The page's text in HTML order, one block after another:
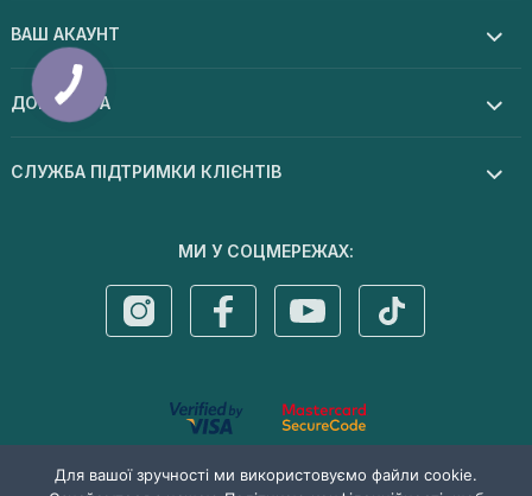
ВАШ АКАУНТ
ДОПОМОГА
СЛУЖБА ПІДТРИМКИ КЛІЄНТІВ
МИ У СОЦМЕРЕЖАХ:
© 2026 Dermal cosmetics . Усі права захищені
Для вашої зручності ми використовуємо файли cookie.